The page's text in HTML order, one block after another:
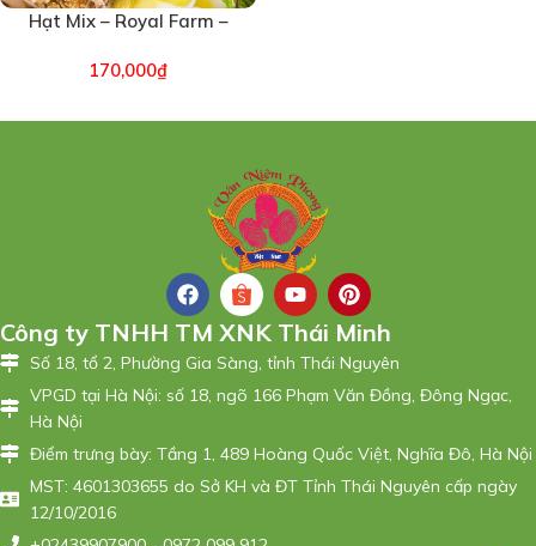
Hạt Mix – Royal Farm –
170,000₫
Công ty TNHH TM XNK Thái Minh
Số 18, tổ 2, Phường Gia Sàng, tỉnh Thái Nguyên
VPGD tại Hà Nội: số 18, ngõ 166 Phạm Văn Đồng, Đông Ngạc,
Hà Nội
Điểm trưng bày: Tầng 1, 489 Hoàng Quốc Việt, Nghĩa Đô, Hà Nội
MST: 4601303655 do Sở KH và ĐT Tỉnh Thái Nguyên cấp ngày
12/10/2016